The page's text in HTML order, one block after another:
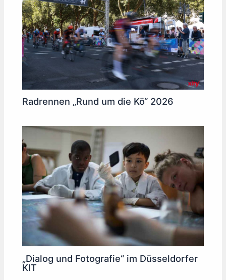
Radrennen „Rund um die Kö“ 2026
„Dialog und Fotografie“ im Düsseldorfer
KIT